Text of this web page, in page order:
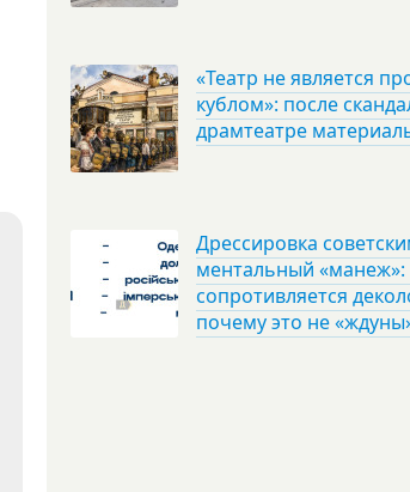
«Театр не является
кублом»: после
драмтеатре
Дрессировка
ментальный «манеж»:
сопротивляется
почему это не